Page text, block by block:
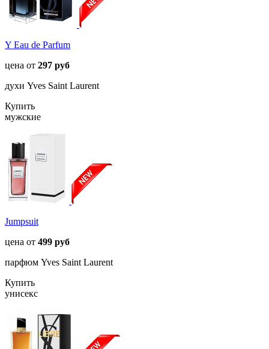
Y Eau de Parfum
цена от 297 руб
духи Yves Saint Laurent
Купить
мужские
Jumpsuit
цена от 499 руб
парфюм Yves Saint Laurent
Купить
унисекс